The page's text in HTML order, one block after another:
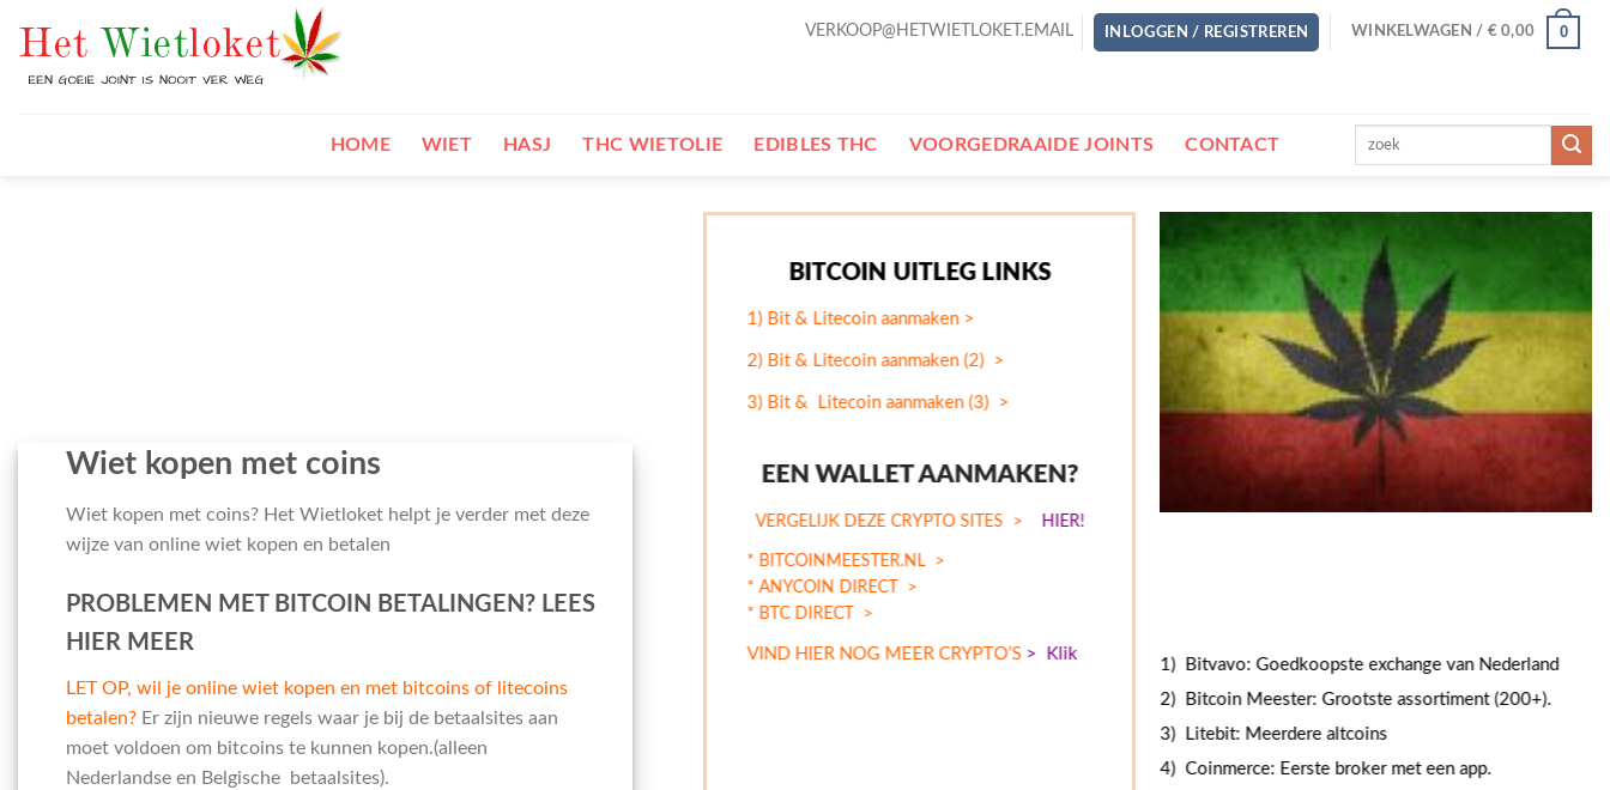
content
VERKOOP@HETWIETLOKET.EMAIL INLOGGEN / REGISTREREN WINKELWAGEN / € 0,00 0
HOME WIET HASJ THC WIETOLIE EDIBLES THC VOORGEDRAAIDE JOINTS CONTACT
Zoeken
Wiet kopen met coins
Wiet kopen met coins? Het Wietloket helpt je verder met deze
wijze van online wiet kopen en betalen
PROBLEMEN MET BITCOIN BETALINGEN? LEES
HIER MEER
LET OP, wil je online wiet kopen en met bitcoins of litecoins
betalen? Er zijn nieuwe regels waar je bij de betaalsites aan
moet voldoen om bitcoins te kunnen kopen.(alleen
Nederlandse en Belgische betaalsites).
BITCOIN UITLEG LINKS
1) Bit & Litecoin aanmaken >
2) Bit & Litecoin aanmaken (2) >
3) Bit & Litecoin aanmaken (3) >
EEN WALLET AANMAKEN?
VERGELIJK DEZE CRYPTO SITES > HIER!
* BITCOINMEESTER.NL >
* ANYCOIN DIRECT >
* BTC DIRECT >
VIND HIER NOG MEER CRYPTO’S> Klik
1) Bitvavo: Goedkoopste exchange van Nederland
2) Bitcoin Meester: Grootste assortiment (200+).
3) Litebit: Meerdere altcoins
4) Coinmerce: Eerste broker met een app.